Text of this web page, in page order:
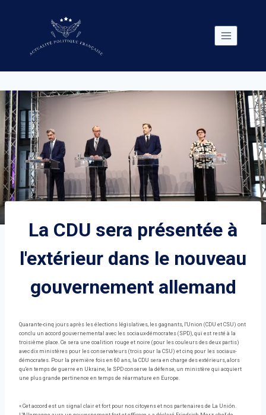
La CDU sera présentée à
l'extérieur dans le nouveau
gouvernement allemand
Quarante-cinq jours après les élections législatives, les gagnants, l'Union (CDU et CSU) ont
conclu un accord gouvernemental avec les sociaux-démocrates (SPD), qui est resté à la
troisième place. Ce sera une coalition rouge et noire (pour les couleurs des deux partis)
avec dix ministères pour les conservateurs (trois pour la CSU) et cinq pour les sociaux-
démocrates. Pour la première fois en 60 ans, la CDU sera en charge des extérieurs, alors
qu'en temps de guerre en Ukraine, le SPD conserve la défense, un ministère qui acquiert
une plus grande pertinence en temps de réarmature en Europe.
« Cet accord est un signal clair et fort pour nos citoyens et nos partenaires de La Unión.